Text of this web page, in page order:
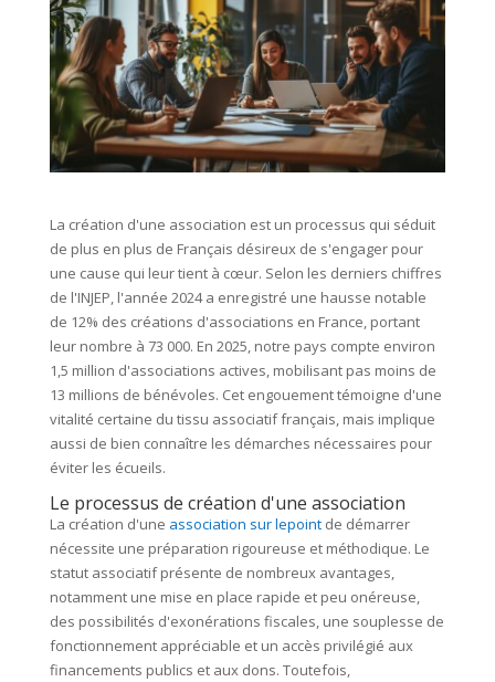
La création d'une association est un processus qui séduit
de plus en plus de Français désireux de s'engager pour
une cause qui leur tient à cœur. Selon les derniers chiffres
de l'INJEP, l'année 2024 a enregistré une hausse notable
de 12% des créations d'associations en France, portant
leur nombre à 73 000. En 2025, notre pays compte environ
1,5 million d'associations actives, mobilisant pas moins de
13 millions de bénévoles. Cet engouement témoigne d'une
vitalité certaine du tissu associatif français, mais implique
aussi de bien connaître les démarches nécessaires pour
éviter les écueils.
Le processus de création d'une association
La création d'une association sur lepointde démarrer
nécessite une préparation rigoureuse et méthodique. Le
statut associatif présente de nombreux avantages,
notamment une mise en place rapide et peu onéreuse,
des possibilités d'exonérations fiscales, une souplesse de
fonctionnement appréciable et un accès privilégié aux
financements publics et aux dons. Toutefois,